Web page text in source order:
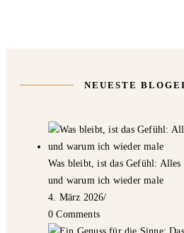
NEUESTE
Was bleibt, ist das Gefühl: Alles
und warum ich wieder male
4. März 2026/
0 Comments